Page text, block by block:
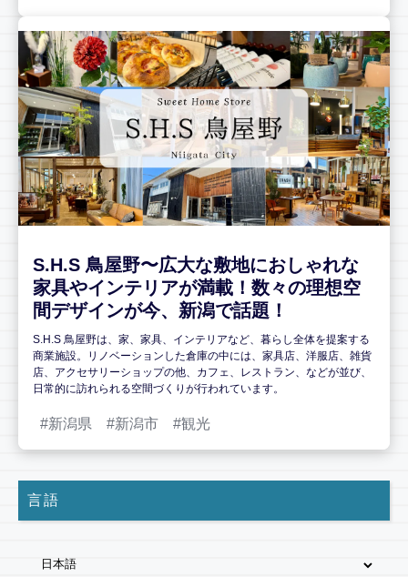
S.H.S 鳥屋野〜広大な敷地におしゃれな
家具やインテリアが満載！数々の理想空
間デザインが今、新潟で話題！
S.H.S 鳥屋野は、家、家具、インテリアなど、暮らし全体を提案する
商業施設。リノベーションした倉庫の中には、家具店、洋服店、雑貨
店、アクセサリーショップの他、カフェ、レストラン、などが並び、
日常的に訪れられる空間づくりが行われています。
新潟県 新潟市 観光
言語